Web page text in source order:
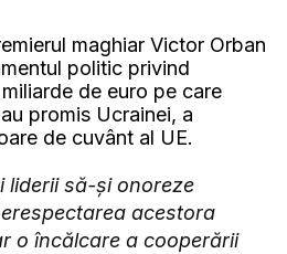
maghiar Victor Orban
politic privind
de euro pe care
promis Ucrainei, a
de cuvânt al UE.
liderii să-și onoreze
acestora
o încălcare a cooperării